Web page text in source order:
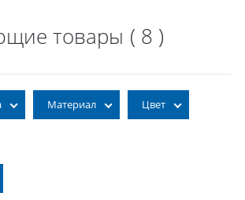
товары ( 8 )
Материал Цвет